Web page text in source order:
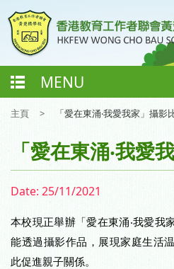
MENU
主頁 > 「愛在東涌‧我愛我家」攝影
「愛在東涌‧我愛
Date: 25/11/2021
本校現正舉辦「愛在東涌‧我愛我
能透過攝影作品，展現家庭生活
此促進親子關係。